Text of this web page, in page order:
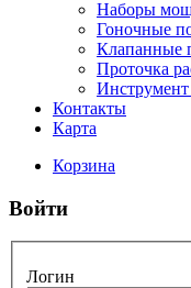
Наборы
Гоночные
Клапанные
Проточка
Инструмент
Контакты
Карта
Корзина
Войти
Логин